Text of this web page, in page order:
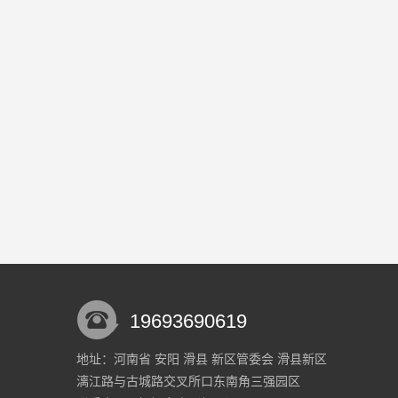
19693690619
地址：河南省 安阳 滑县 新区管委会 滑县新区
漓江路与古城路交叉所口东南角三强园区